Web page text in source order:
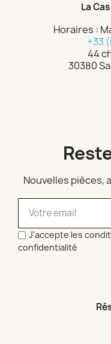
La
Horaires :
+33
44
30380
Nouvelles pièces,
J'accepte les
confidentialité